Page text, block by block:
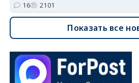
16 2101
Показать все